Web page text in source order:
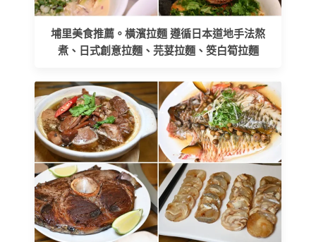
埔里美食推薦。橫濱拉麵 遵循日本道地手法熬
煮、日式創意拉麵、芫荽拉麵、筊白筍拉麵